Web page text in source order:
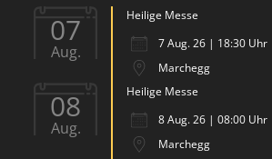
07
Aug.
Heilige Messe
7 Aug. 26 | 18:30 Uhr
Marchegg
08
Aug.
Heilige Messe
8 Aug. 26 | 08:00 Uhr
Marchegg